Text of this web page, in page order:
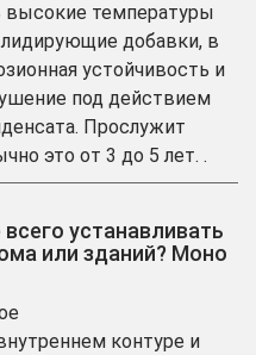
высокие температуры
добавки, в
устойчивость и
под действием
Прослужит
это от 3 до 5 лет. .
устанавливать
или зданий? Моно
контуре и